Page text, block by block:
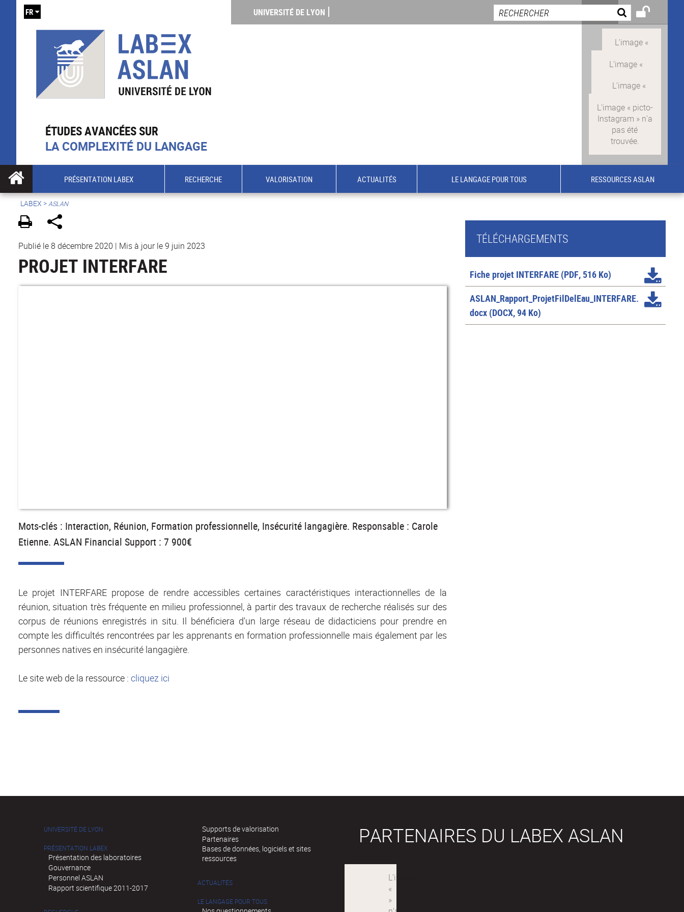
ÉTUDES AVANCÉES SUR
LA COMPLEXITÉ DU LANGAGE
UNIVERSITÉ DE LYON
FR
PRÉSENTATION LABEX RECHERCHE VALORISATION ACTUALITÉS LE LANGAGE POUR TOUS RESSOURCES ASLAN
LABEX >ASLAN
Publié le 8 décembre 2020 | Mis à jour le 9 juin 2023
PROJET INTERFARE
Mots-clés : Interaction, Réunion, Formation professionnelle, Insécurité langagière. Responsable : Carole
Etienne. ASLAN Financial Support : 7 900€
Le projet INTERFARE propose de rendre accessibles certaines caractéristiques interactionnelles de la
réunion, situation très fréquente en milieu professionnel, à partir des travaux de recherche réalisés sur des
corpus de réunions enregistrés in situ. Il bénéficiera d'un large réseau de didacticiens pour prendre en
compte les difficultés rencontrées par les apprenants en formation professionnelle mais également par les
personnes natives en insécurité langagière.
Le site web de la ressource : cliquez ici
TÉLÉCHARGEMENTS
Fiche projet INTERFARE (PDF, 516 Ko)
ASLAN_Rapport_ProjetFilDelEau_INTERFARE.
docx (DOCX, 94 Ko)
UNIVERSITÉ DE LYON
PRÉSENTATION LABEX
Présentation des laboratoires
Gouvernance
Personnel ASLAN
Rapport scientifique 2011-2017
Supports de valorisation
Partenaires
Bases de données, logiciels et sites
ressources
ACTUALITÉS
LE LANGAGE POUR TOUS
PARTENAIRES DU LABEX ASLAN